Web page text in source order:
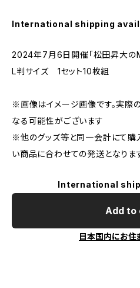
International shipping
2024年7月6日開催「松田昇大の
L判サイズ 1セット10枚組
※画像はイメージ画像です。実際
なる可能性がございます
※他のグッズ等と同一会計にて購
い商品に合わせての発送となりま
International
Add to
日本国内にお住